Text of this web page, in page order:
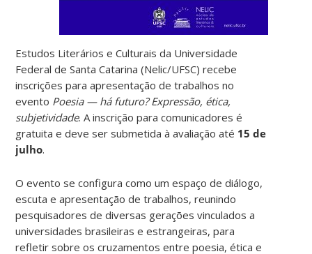
Estudos Literários e Culturais da Universidade
Federal de Santa Catarina (Nelic/UFSC) recebe
inscrições para apresentação de trabalhos no
evento Poesia — há futuro? Expressão, ética,
subjetividade. A inscrição para comunicadores é
gratuita e deve ser submetida à avaliação até 15 de
julho.
O eventose configura como um espaço de diálogo,
escuta e apresentação de trabalhos, reunindo
pesquisadores de diversas gerações vinculados a
universidades brasileiras e estrangeiras, para
refletir sobre os cruzamentos entre poesia, ética e